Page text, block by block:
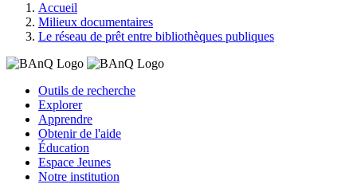
Accueil
Milieux documentaires
Le réseau de prêt entre bibliothèques publiques
Outils de recherche
Explorer
Apprendre
Obtenir de l'aide
Éducation
Espace Jeunes
Notre institution